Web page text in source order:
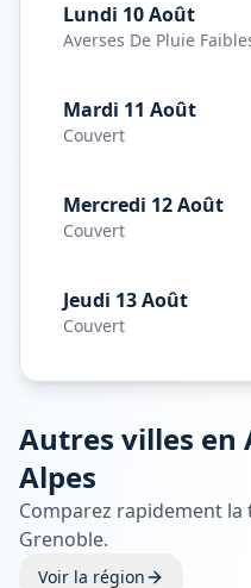
Lundi 10 Août
Averses De Pluie
Mardi 11 Août
Couvert
Mercredi 12 Août
Couvert
Jeudi 13 Août
Couvert
Autres villes en
Alpes
Comparez rapidement
Grenoble.
Voir la région